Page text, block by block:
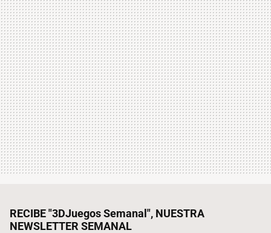
RECIBE "3DJuegos Semanal", NUESTRA
NEWSLETTER SEMANAL